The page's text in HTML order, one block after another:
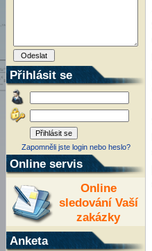
Přihlásit se
Zapomněli jste login nebo heslo?
Online servis
Online
sledování Vaší
zakázky
Anketa